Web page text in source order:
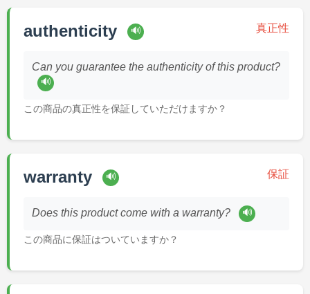
authenticity 🔊 真正性
Can you guarantee the authenticity of this product?
🔊
この商品の真正性を保証していただけますか？
warranty 🔊 保証
Does this product come with a warranty? 🔊
この商品に保証はついていますか？